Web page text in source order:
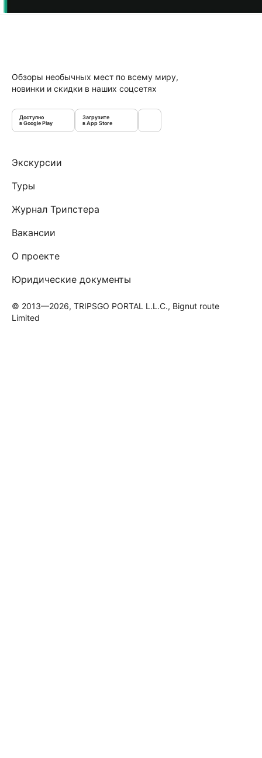
Обзоры необычных мест по всему миру,
новинки и скидки в наших соцсетях
Доступно
в Google Play
Загрузите
в App Store
Экскурсии
Туры
Журнал Трипстера
Вакансии
О проекте
Юридические документы
© 2013—2026, TRIPSGO PORTAL L.L.C., Bignut route
Limited